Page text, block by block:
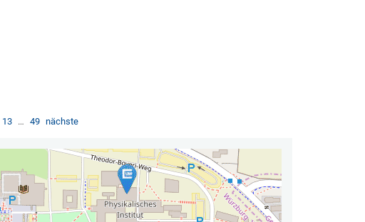
13 … 49 nächste